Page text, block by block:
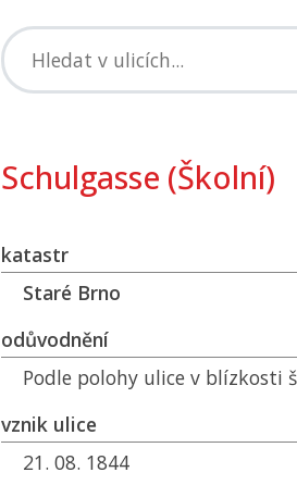
Schulgasse (Školní)
katastr
Staré Brno
odůvodnění
Podle polohy ulice v blízkosti
vznik ulice
21. 08. 1844